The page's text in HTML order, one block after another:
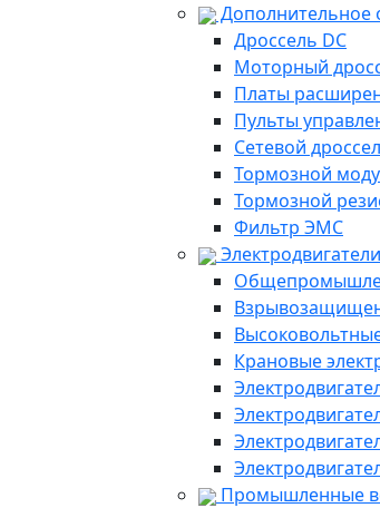
Дополнительное
Дроссель DC
Моторный
Платы
Пульты
Сетевой
Тормозной
Тормозной
Фильтр ЭМС
Электродвигатели
Крановые
Промышленные